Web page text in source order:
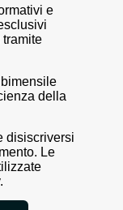
e
con le
della
disiscriversi
Le